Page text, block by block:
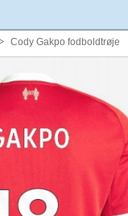
Cody Gakpo fodboldtrøje